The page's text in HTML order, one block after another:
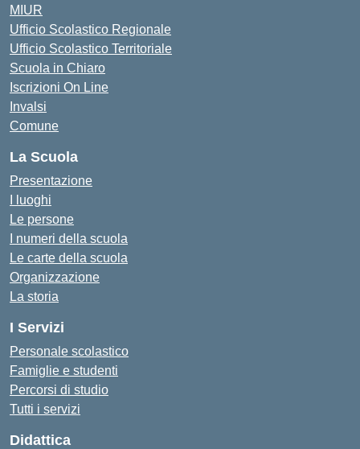
MIUR
Ufficio Scolastico Regionale
Ufficio Scolastico Territoriale
Scuola in Chiaro
Iscrizioni On Line
Invalsi
Comune
La Scuola
Presentazione
I luoghi
Le persone
I numeri della scuola
Le carte della scuola
Organizzazione
La storia
I Servizi
Personale scolastico
Famiglie e studenti
Percorsi di studio
Tutti i servizi
Didattica